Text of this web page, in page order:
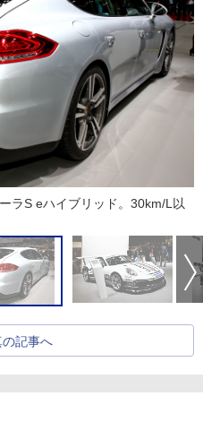
ラS eハイブリッド。30km/L以
記事へ